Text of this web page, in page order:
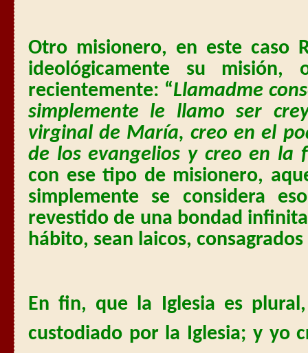
Otro misionero, en este caso
ideológicamente su misión,
recientemente: “Llamadme
simplemente le llamo ser
virginal de María, creo en el
de los evangelios y creo en la
con ese tipo de misionero,
simplemente se considera
revestido de una bondad
hábito, sean laicos,
En fin, que la Iglesia es
custodiado por la Iglesia; y yo